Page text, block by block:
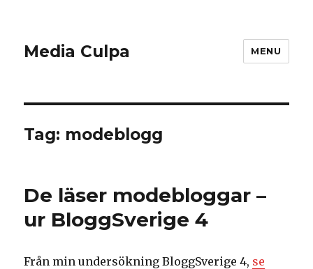
Media Culpa MENU
Tag: modeblogg
De läser modebloggar –
ur BloggSverige 4
Från min undersökning BloggSverige 4, se